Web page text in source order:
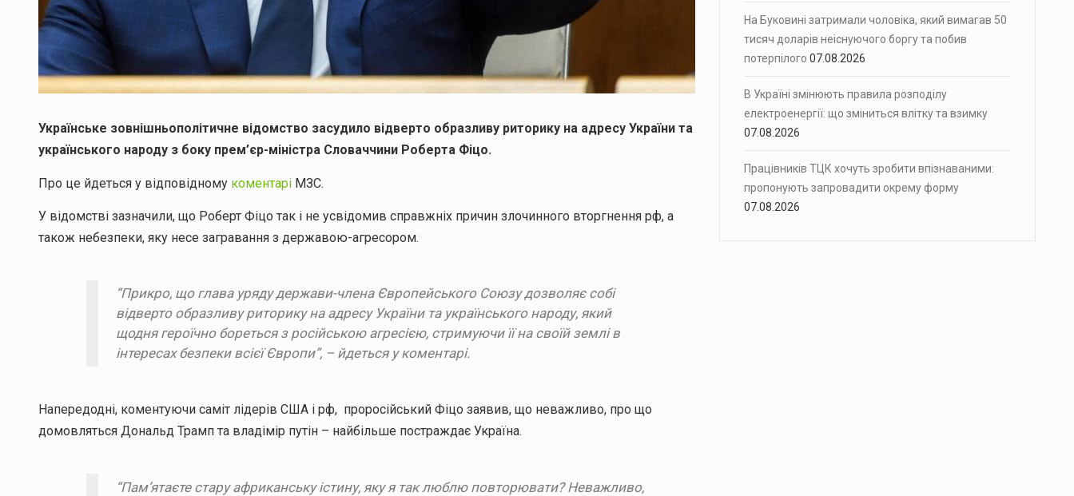
Українське зовнішньополітичне відомство засудило відверто образливу риторику на адресу України та
українського народу з боку прем’єр-міністра Словаччини Роберта Фіцо.
Про це йдеться у відповідному коментарі МЗС.
У відомстві зазначили, що Роберт Фіцо так і не усвідомив справжніх причин злочинного вторгнення рф, а
також небезпеки, яку несе загравання з державою-агресором.
“Прикро, що глава уряду держави-члена Європейського Союзу дозволяє собі
відверто образливу риторику на адресу України та українського народу, який
щодня героїчно бореться з російською агресією, стримуючи її на своїй землі в
інтересах безпеки всієї Європи”, – йдеться у коментарі.
Напередодні, коментуючи саміт лідерів США і рф, проросійський Фіцо заявив, що неважливо, про що
домовляться Дональд Трамп та владімір путін – найбільше постраждає Україна.
“Пам’ятаєте стару африканську істину, яку я так люблю повторювати? Неважливо,
На Буковині затримали чоловіка, який вимагав 50
тисяч доларів неіснуючого боргу та побив
потерпілого 07.08.2026
В Україні змінюють правила розподілу
електроенергії: що зміниться влітку та взимку
07.08.2026
Працівників ТЦК хочуть зробити впізнаваними:
пропонують запровадити окрему форму
07.08.2026